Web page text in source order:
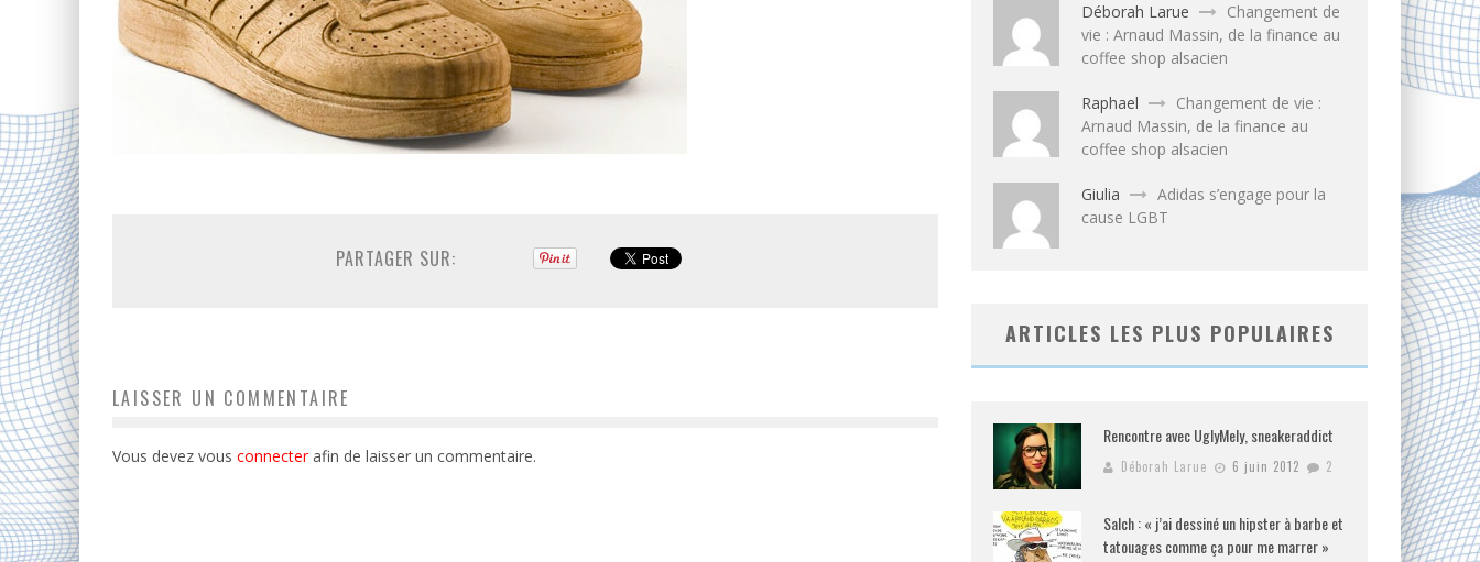
PARTAGER SUR:
LAISSER UN COMMENTAIRE
Vous devez vous connecterafin de laisser un commentaire.
Déborah Larue
Changement de
vie : Arnaud Massin, de la finance au
coffee shop alsacien
Raphael
Changement de vie :
Arnaud Massin, de la finance au
coffee shop alsacien
Giulia
Adidas s’engage pour la
cause LGBT
ARTICLES LES PLUS POPULAIRES
Rencontre avec UglyMely, sneakeraddict
Déborah Larue 6 juin 2012 2
Salch : « j’ai dessiné un hipster à barbe et
tatouages comme ça pour me marrer »